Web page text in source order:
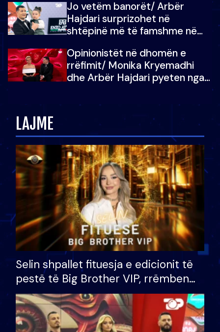
çoja luftën time deri në fund
Jo vetëm banorët/ Arbër
Hajdari surprizohet në
shtëpinë më të famshme në
vajzën e tij
Opinionistët në dhomën e
rrëfimit/ Monika Kryemadhi
dhe Arbër Hajdari pyeten nga
zëvendësonit njëri-tjetrin?
LAJME
Selin shpallet fituesja e edicionit të
pestë të Big Brother VIP, rrëmben
çmimin e madh prej 100 mijë eurosh